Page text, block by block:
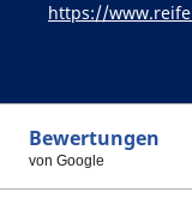
https://
Bewertungen
von Google